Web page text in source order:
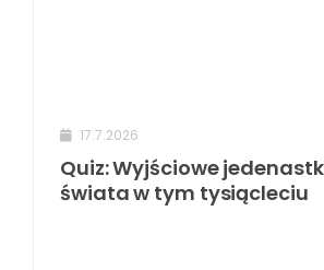
17.7.2026
Quiz: Wyjściowe
świata w tym tysiącleciu